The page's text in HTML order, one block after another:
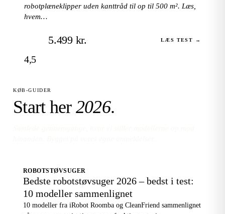
robotplæneklipper uden kanttråd til op til 500 m². Læs,
hvem…
4,5
5.499 kr. LÆS TEST →
KØB-GUIDER
Start her 2026.
ROBOTSTØVSUGER
Bedste robotstøvsuger 2026 – bedst i test:
10 modeller sammenlignet
10 modeller fra iRobot Roomba og CleanFriend sammenlignet